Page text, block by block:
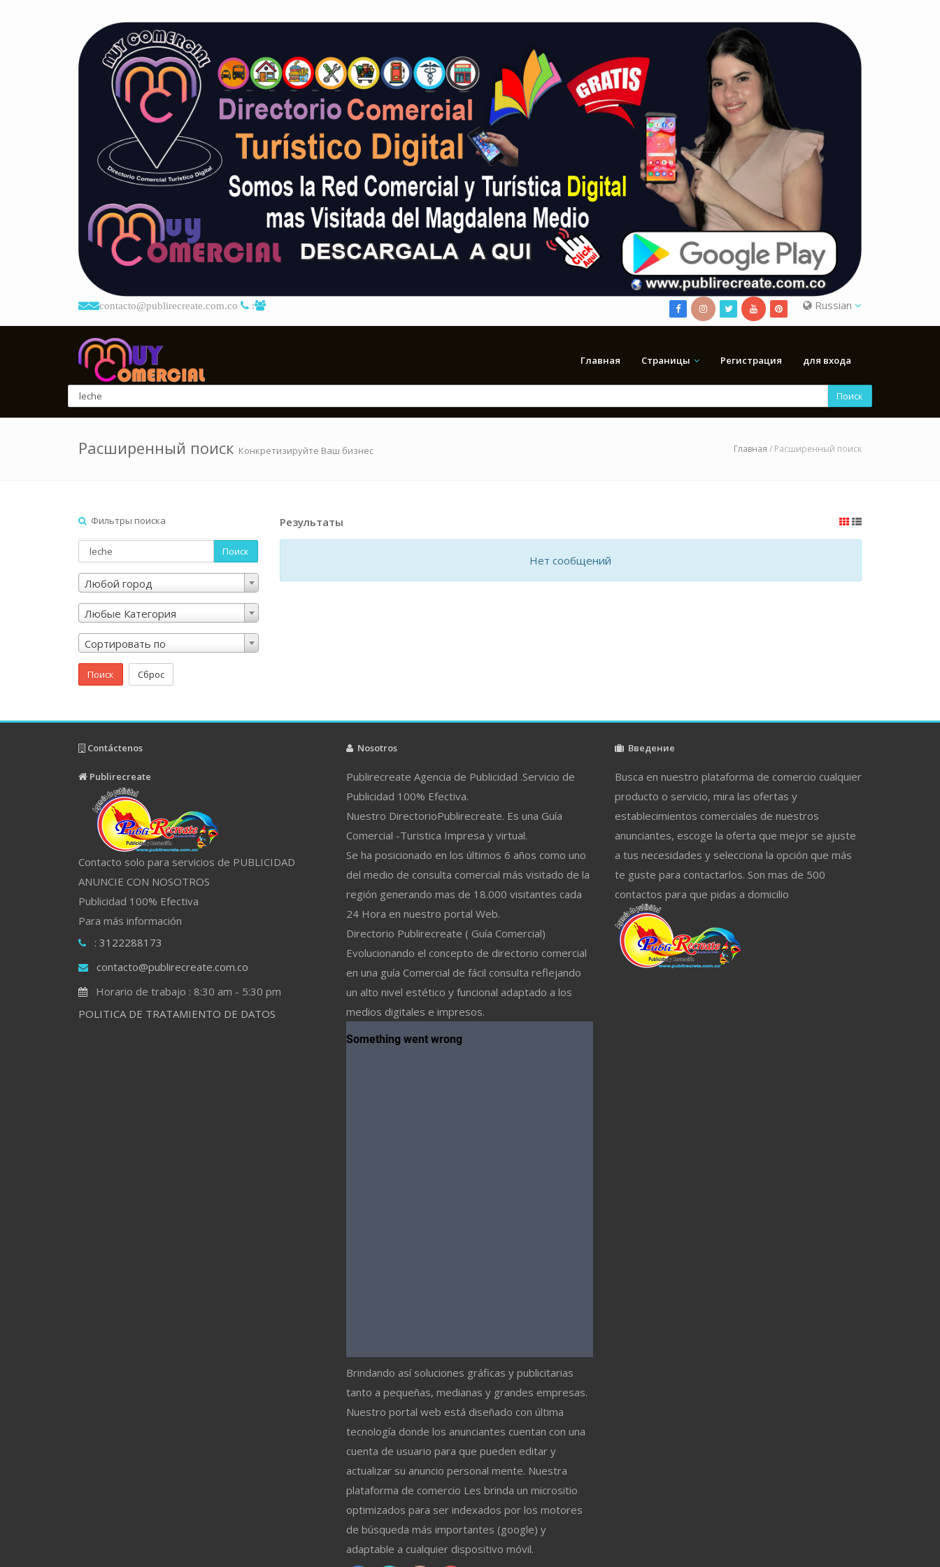
contacto@publirecreate.com.co : Russian
Главная Страницы Регистрация для входа
Поиск
Расширенный поиск Конкретизируйте Ваш бизнес Главная / Расширенный поиск
Фильтры поиска
Поиск
Любой город
Любые Категория
Сортировать по
Поиск Сброс
Результаты
Нет сообщений
Contáctenos
Publirecreate
Contacto solo para servicios de PUBLICIDAD
ANUNCIE CON NOSOTROS
Publicidad 100% Efectiva
Para más información
: 3122288173
contacto@publirecreate.com.co
Horario de trabajo : 8:30 am - 5:30 pm
POLITICA DE TRATAMIENTO DE DATOS
Nosotros
Publirecreate Agencia de Publicidad .Servicio de
Publicidad 100% Efectiva.
Nuestro DirectorioPublirecreate. Es una Guía
Comercial -Turistica Impresa y virtual.
Se ha posicionado en los últimos 6 años como uno
del medio de consulta comercial más visitado de la
región generando mas de 18.000 visitantes cada
24 Hora en nuestro portal Web.
Directorio Publirecreate ( Guía Comercial)
Evolucionando el concepto de directorio comercial
en una guía Comercial de fácil consulta reflejando
un alto nivel estético y funcional adaptado a los
medios digitales e impresos.
Brindando así soluciones gráficas y publicitarias
tanto a pequeñas, medianas y grandes empresas.
Nuestro portal web está diseñado con última
tecnología donde los anunciantes cuentan con una
cuenta de usuario para que pueden editar y
actualizar su anuncio personal mente. Nuestra
plataforma de comercio Les brinda un micrositio
optimizados para ser indexados por los motores
de búsqueda más importantes (google) y
adaptable a cualquier dispositivo móvil.
Введение
Busca en nuestro plataforma de comercio cualquier
producto o servicio, mira las ofertas y
establecimientos comerciales de nuestros
anunciantes, escoge la oferta que mejor se ajuste
a tus necesidades y selecciona la opción que más
te guste para contactarlos. Son mas de 500
contactos para que pidas a domicilio